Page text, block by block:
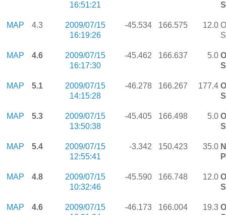
16:51:21
MAP 4.3
2009/07/15
16:19:26
-45.534 166.575 12.0
MAP 4.6
2009/07/15
16:17:30
-45.462 166.637 5.0
MAP 5.1
2009/07/15
14:15:28
-46.278 166.267 177.4
MAP 5.3
2009/07/15
13:50:38
-45.405 166.498 5.0
MAP 5.4
2009/07/15
12:55:41
-3.342 150.423 35.0
MAP 4.8
2009/07/15
10:32:46
-45.590 166.748 12.0
MAP 4.6
2009/07/15
-46.173 166.004 19.3